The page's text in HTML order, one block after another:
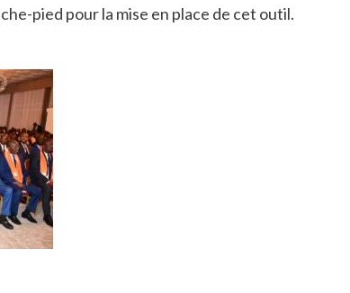
pied pour la mise en place de cet outil.